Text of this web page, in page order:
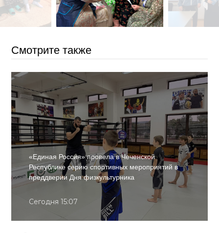
Смотрите также
«Единая Россия» провела в Чеченской
Республике серию спортивных мероприятий в
преддверии Дня физкультурника
Сегодня 15:07